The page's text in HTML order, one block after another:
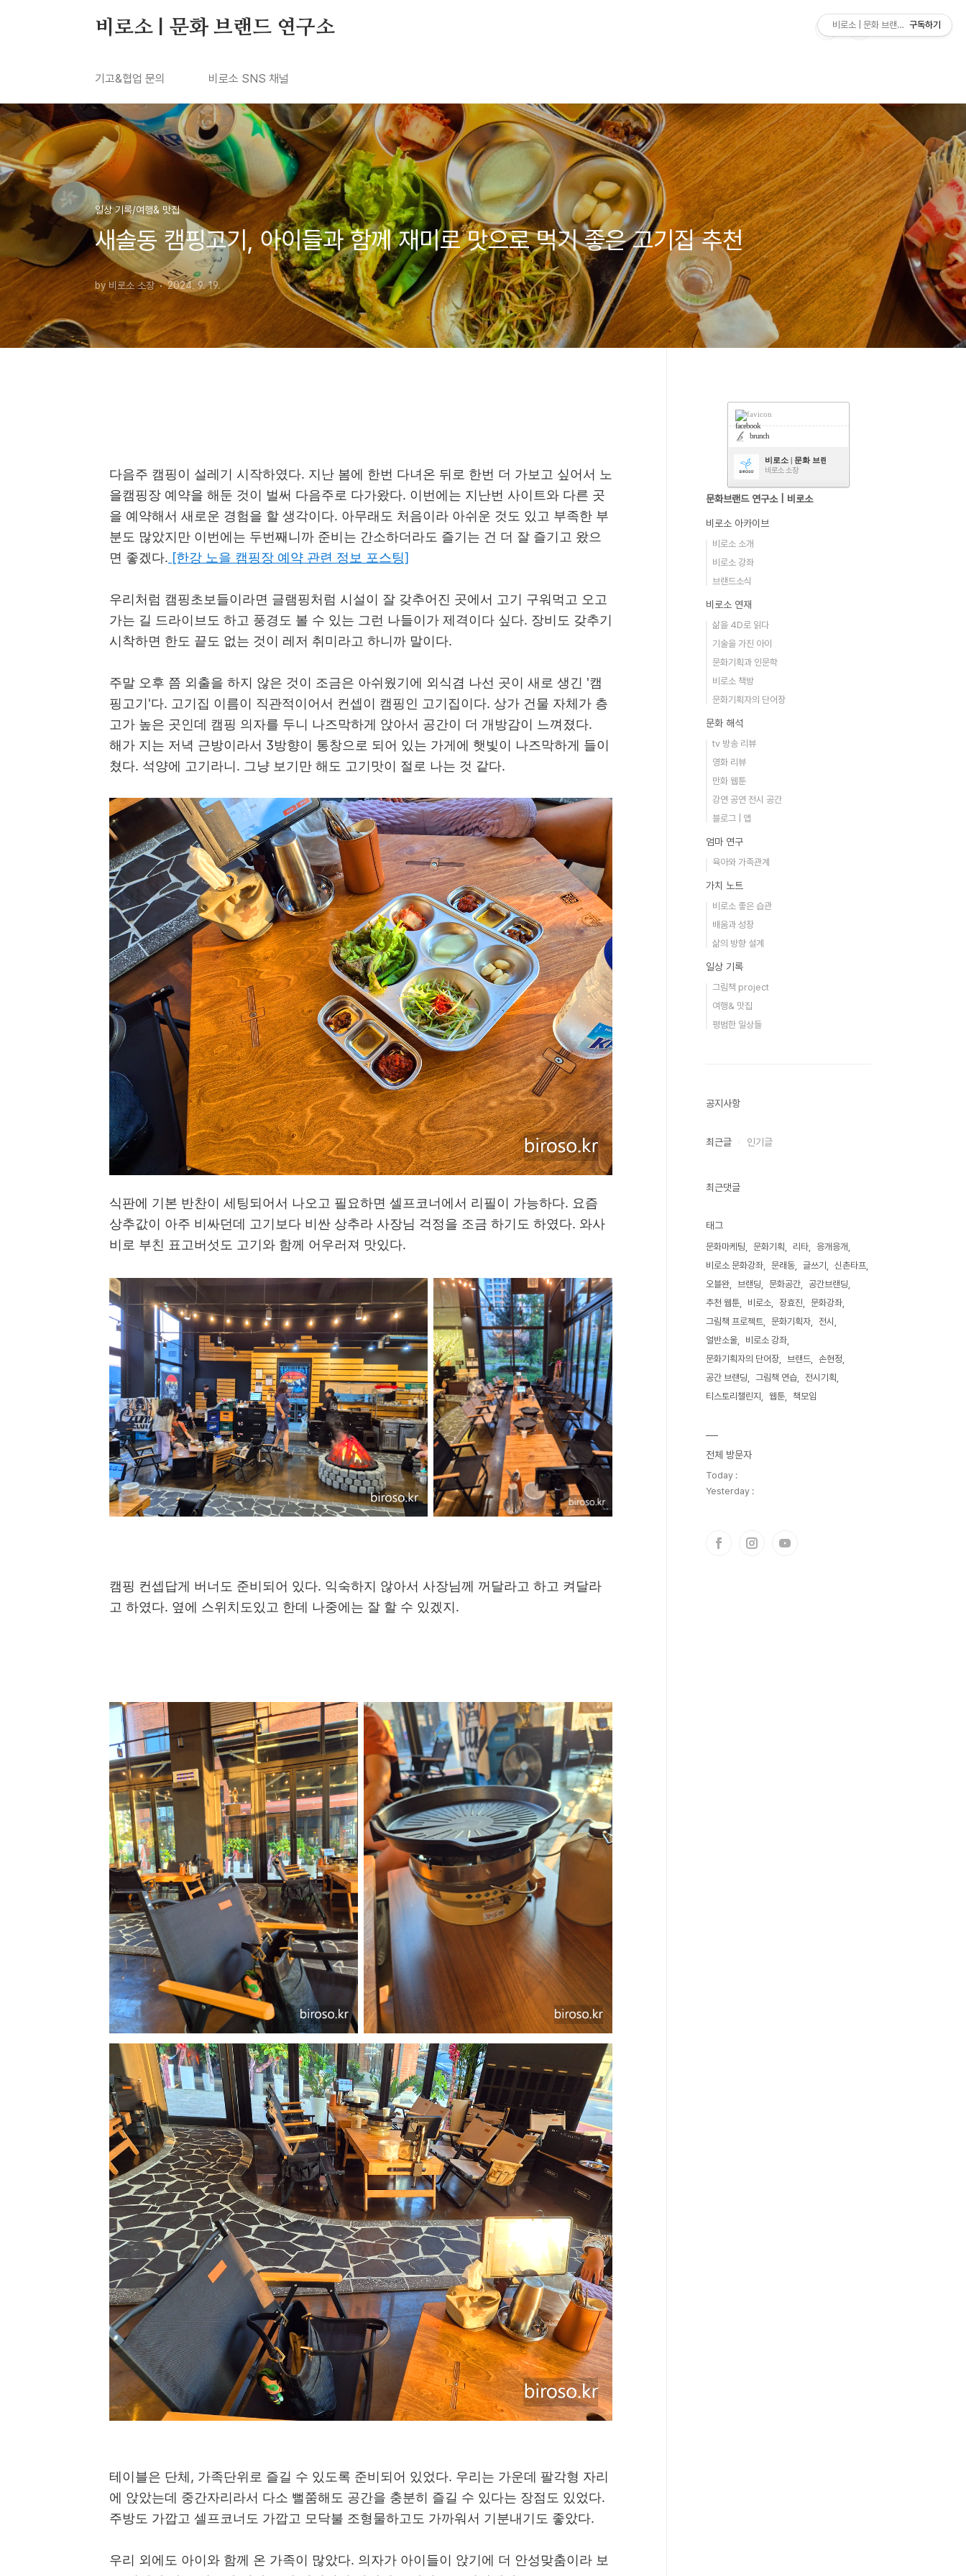
비로소 | 문화 브랜드 연구소
기고&협업 문의 비로소 SNS 채널
일상 기록/여행& 맛집
새솔동 캠핑고기, 아이들과 함께 재미로 맛으로 먹기 좋은 고기집 추천
by 비로소 소장 2024. 9. 19.
다음주 캠핑이 설레기 시작하였다. 지난 봄에 한번 다녀온 뒤로 한번 더 가보고 싶어서 노
을캠핑장 예약을 해둔 것이 벌써 다음주로 다가왔다. 이번에는 지난번 사이트와 다른 곳
을 예약해서 새로운 경험을 할 생각이다. 아무래도 처음이라 아쉬운 것도 있고 부족한 부
분도 많았지만 이번에는 두번째니까 준비는 간소하더라도 즐기는 건 더 잘 즐기고 왔으
면 좋겠다. [한강 노을 캠핑장 예약 관련 정보 포스팅]
우리처럼 캠핑초보들이라면 글램핑처럼 시설이 잘 갖추어진 곳에서 고기 구워먹고 오고
가는 길 드라이브도 하고 풍경도 볼 수 있는 그런 나들이가 제격이다 싶다. 장비도 갖추기
시착하면 한도 끝도 없는 것이 레저 취미라고 하니까 말이다.
주말 오후 쯤 외출을 하지 않은 것이 조금은 아쉬웠기에 외식겸 나선 곳이 새로 생긴 '캠
핑고기'다. 고기집 이름이 직관적이어서 컨셉이 캠핑인 고기집이다. 상가 건물 자체가 층
고가 높은 곳인데 캠핑 의자를 두니 나즈막하게 앉아서 공간이 더 개방감이 느껴졌다.
해가 지는 저녁 근방이라서 3방향이 통창으로 되어 있는 가게에 햇빛이 나즈막하게 들이
쳤다. 석양에 고기라니. 그냥 보기만 해도 고기맛이 절로 나는 것 같다.
식판에 기본 반찬이 세팅되어서 나오고 필요하면 셀프코너에서 리필이 가능하다. 요즘
상추값이 아주 비싸던데 고기보다 비싼 상추라 사장님 걱정을 조금 하기도 하였다. 와사
비로 부친 표고버섯도 고기와 함께 어우러져 맛있다.
캠핑 컨셉답게 버너도 준비되어 있다. 익숙하지 않아서 사장님께 꺼달라고 하고 켜달라
고 하였다. 옆에 스위치도있고 한데 나중에는 잘 할 수 있겠지.
테이블은 단체, 가족단위로 즐길 수 있도록 준비되어 있었다. 우리는 가운데 팔각형 자리
에 앉았는데 중간자리라서 다소 뻘쭘해도 공간을 충분히 즐길 수 있다는 장점도 있었다.
주방도 가깝고 셀프코너도 가깝고 모닥불 조형물하고도 가까워서 기분내기도 좋았다.
우리 외에도 아이와 함께 온 가족이 많았다. 의자가 아이들이 앉기에 더 안성맞춤이라 보
facebook
brunch
비로소 | 문화 브랜드 연구소
비로소 소장
문화브랜드 연구소 | 비로소
비로소 아카이브
비로소 소개
비로소 강좌
브랜드소식
비로소 연재
삶을 4D로 읽다
기술을 가진 아이
문화기획과 인문학
비로소 책방
문화기획자의 단어장
문화 해석
tv 방송 리뷰
영화 리뷰
만화 웹툰
강연 공연 전시 공간
블로그 | 앱
엄마 연구
육아와 가족관계
가치 노트
비로소 좋은 습관
배움과 성장
삶의 방향 설계
일상 기록
그림책 project
여행& 맛집
평범한 일상들
공지사항
최근글 인기글
최근댓글
태그
문화마케팅 문화기획 리타
응개응개
비로소 문화강좌
문래동 글쓰기
신촌타프
오블완
브랜딩 문화공간
공간브랜딩
추천 웹툰
비로소 장효진
문화강좌
그림책 프로젝트
문화기획자
전시
얼반소울
비로소 강좌
문화기획자의 단어장
브랜드
손현정
공간 브랜딩
그림책 연습
전시기획
티스토리챌린지
웹툰 책모임
전체 방문자
Today :
Yesterday :
비로소 | 문화 브랜드 연구소
구독하기